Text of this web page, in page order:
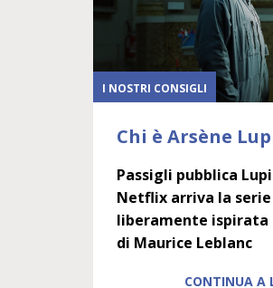
I NOSTRI CONSIGLI
Chi è Arsène
Passigli pubblica
Netflix arriva la serie
liberamente ispirata
di Maurice Leblanc
CONTINUA A